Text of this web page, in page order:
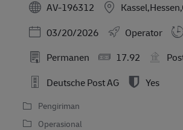
AV-196312
Posted Date
03/20/2026 Operator
Permanen
17.92
Deutsche Post AG
Yes
Pengiriman
Operasional